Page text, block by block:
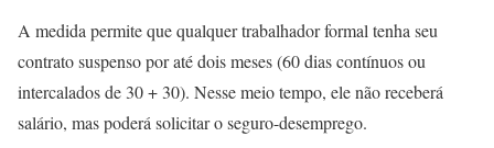
A medida permite que qualquer trabalhador formal tenha seu
contrato suspenso por até dois meses (60 dias contínuos ou
intercalados de 30 + 30). Nesse meio tempo, ele não receberá
salário, mas poderá solicitar o seguro-desemprego.